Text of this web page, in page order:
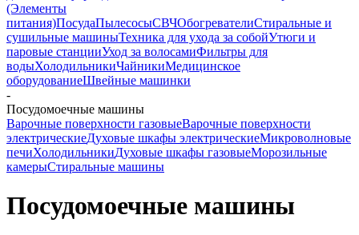
(Элементы
питания)ПосудаПылесосыСВЧОбогревателиСтиральные и
сушильные машиныТехника для ухода за собойУтюги и
паровые станцииУход за волосамиФильтры для
водыХолодильникиЧайникиМедицинское
оборудованиеШвейные машинки
-
Посудомоечные машины
Варочные поверхности газовыеВарочные поверхности
электрическиеДуховые шкафы электрическиеМикроволновые
печиХолодильникиДуховые шкафы газовыеМорозильные
камерыСтиральные машины
Посудомоечные машины